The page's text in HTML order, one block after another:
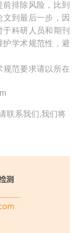
排除风险，比到
到最后一步，因
科研人员和期刊
学术规范性，避
规范要求请以所在
联系我们,我们将